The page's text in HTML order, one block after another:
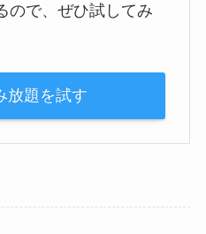
ので、ぜひ試してみ
放題を試す